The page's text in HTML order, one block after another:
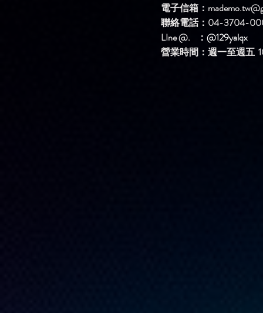
電子信箱：
聯絡電話：04-3704-
LIne @. ： @129yalqx
營業時間：週一至週五